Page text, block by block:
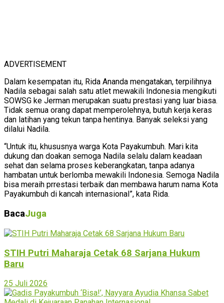
ADVERTISEMENT
Dalam kesempatan itu, Rida Ananda mengatakan, terpilihnya
Nadila sebagai salah satu atlet mewakili Indonesia mengikuti
SOWSG ke Jerman merupakan suatu prestasi yang luar biasa.
Tidak semua orang dapat memperolehnya, butuh kerja keras
dan latihan yang tekun tanpa hentinya. Banyak seleksi yang
dilalui Nadila.
“Untuk itu, khususnya warga Kota Payakumbuh. Mari kita
dukung dan doakan semoga Nadila selalu dalam keadaan
sehat dan selama proses keberangkatan, tanpa adanya
hambatan untuk berlomba mewakili Indonesia. Semoga Nadila
bisa meraih prrestasi terbaik dan membawa harum nama Kota
Payakumbuh di kancah internasional”, kata Rida.
BacaJuga
STIH Putri Maharaja Cetak 68 Sarjana Hukum
Baru
25 Juli 2026